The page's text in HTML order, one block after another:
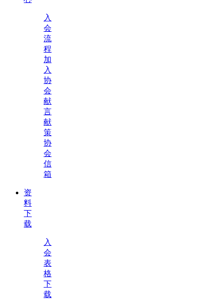
入
会
流
程
加
入
协
会
献
言
献
策
协
会
信
箱
资
料
下
载
入
会
表
格
下
载